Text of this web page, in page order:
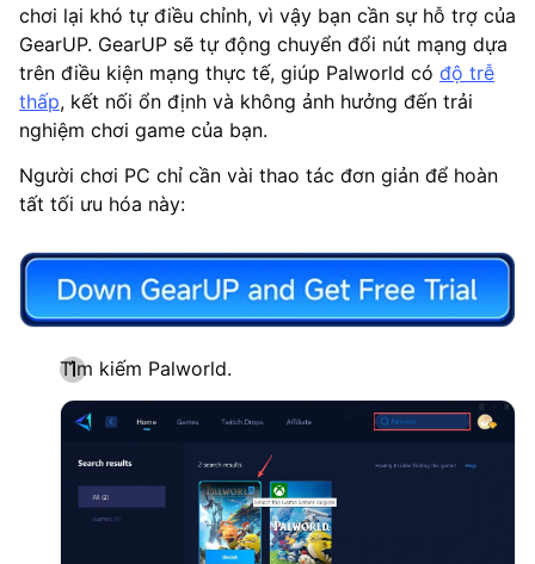
chơi lại khó tự điều chỉnh, vì vậy bạn cần sự hỗ trợ của
GearUP. GearUP sẽ tự động chuyển đổi nút mạng dựa
trên điều kiện mạng thực tế, giúp Palworld có độ trễ
thấp, kết nối ổn định và không ảnh hưởng đến trải
nghiệm chơi game của bạn.
Người chơi PC chỉ cần vài thao tác đơn giản để hoàn
tất tối ưu hóa này:
Tìm kiếm Palworld.